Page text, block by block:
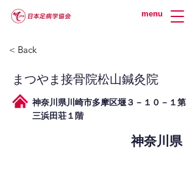
menu
< Back
まつやま接骨院松山鍼灸院
神奈川県川崎市多摩区堰３－１０－１第
三浜田荘１階
神奈川県